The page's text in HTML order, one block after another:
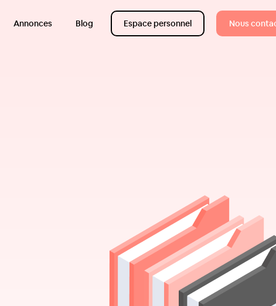
Annonces Blog Espace personnel Nous